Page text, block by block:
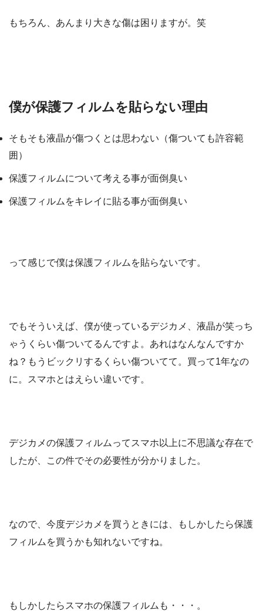
もちろん、あんまり大きな傷は困りますが。笑
僕が保護フィルムを貼らない理由
そもそも液晶が傷つくとは思わない（傷ついても許容範
囲）
保護フィルムについて考える事が面倒臭い
保護フィルムをキレイに貼る事が面倒臭い
って感じで僕は保護フィルムを貼らないです。
でもそういえば、僕が使っているデジカメ、液晶が笑っち
ゃうくらい傷ついてるんですよ。あれはなんなんですか
ね？もうビックリするくらい傷ついてて。買って1年なの
に。スマホとはえらい違いです。
デジカメの保護フィルムってスマホ以上に不思議な存在で
したが、この件でその必要性が分かりました。
なので、今度デジカメを買うときには、もしかしたら保護
フィルムを買うかも知れないですね。
もしかしたらスマホの保護フィルムも・・・。